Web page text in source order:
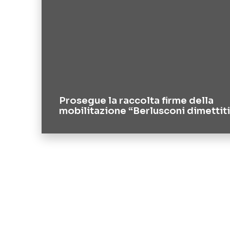
Prosegue la raccolta firme della
mobilitazione “Berlusconi